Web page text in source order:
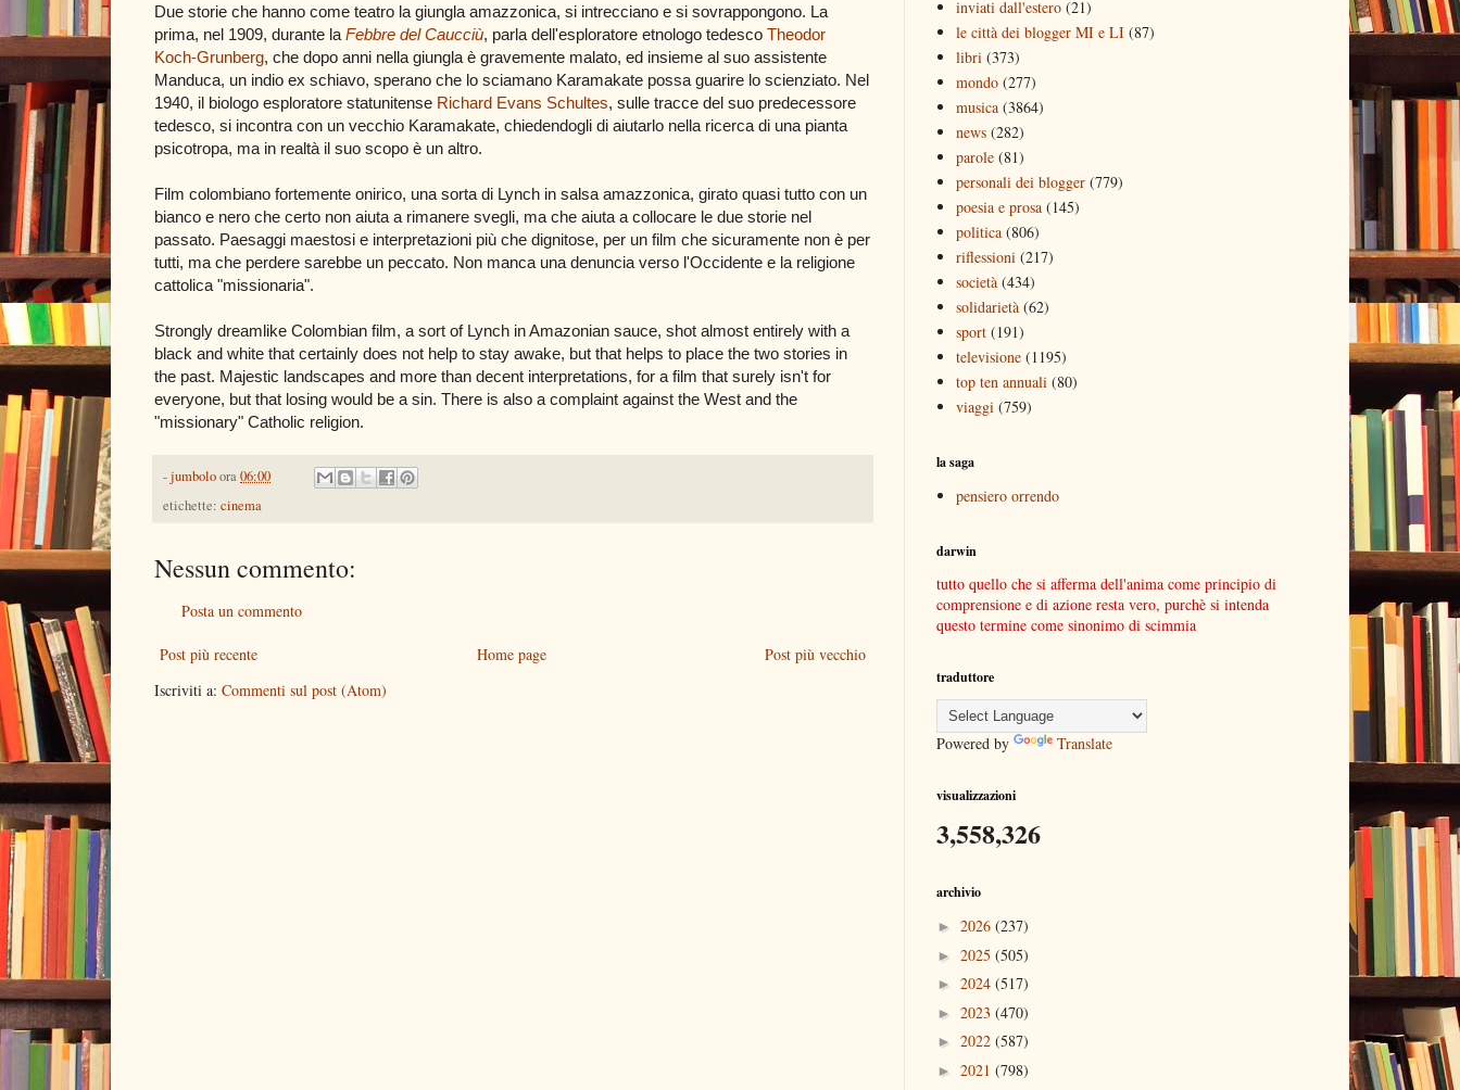
Due storie che hanno come teatro la giungla amazzonica, si intrecciano e si sovrappongono. La
prima, nel 1909, durante la Febbre del Caucciù, parla dell'esploratore etnologo tedesco Theodor
Koch-Grunberg, che dopo anni nella giungla è gravemente malato, ed insieme al suo assistente
Manduca, un indio ex schiavo, sperano che lo sciamano Karamakate possa guarire lo scienziato. Nel
1940, il biologo esploratore statunitense Richard Evans Schultes, sulle tracce del suo predecessore
tedesco, si incontra con un vecchio Karamakate, chiedendogli di aiutarlo nella ricerca di una pianta
psicotropa, ma in realtà il suo scopo è un altro.
Film colombiano fortemente onirico, una sorta di Lynch in salsa amazzonica, girato quasi tutto con un
bianco e nero che certo non aiuta a rimanere svegli, ma che aiuta a collocare le due storie nel
passato. Paesaggi maestosi e interpretazioni più che dignitose, per un film che sicuramente non è per
tutti, ma che perdere sarebbe un peccato. Non manca una denuncia verso l'Occidente e la religione
cattolica "missionaria".
Strongly dreamlike Colombian film, a sort of Lynch in Amazonian sauce, shot almost entirely with a
black and white that certainly does not help to stay awake, but that helps to place the two stories in
the past. Majestic landscapes and more than decent interpretations, for a film that surely isn't for
everyone, but that losing would be a sin. There is also a complaint against the West and the
"missionary" Catholic religion.
-jumboloora06:00
etichette: cinema
Nessun commento:
Posta un commento
Post più recente Post più vecchio
Home page
Iscriviti a: Commenti sul post (Atom)
inviati dall'estero (21)
le città dei blogger MI e LI (87)
libri (373)
mondo (277)
musica (3864)
news (282)
parole (81)
personali dei blogger (779)
poesia e prosa (145)
politica (806)
riflessioni (217)
società (434)
solidarietà (62)
sport (191)
televisione (1195)
top ten annuali (80)
viaggi (759)
la saga
pensiero orrendo
darwin
tutto quello che si afferma dell'anima come principio di
comprensione e di azione resta vero, purchè si intenda
questo termine come sinonimo di scimmia
traduttore
Powered by Translate
visualizzazioni
3,558,326
archivio
► 2026 (237)
► 2025 (505)
► 2024 (517)
► 2023 (470)
► 2022 (587)
► 2021 (798)